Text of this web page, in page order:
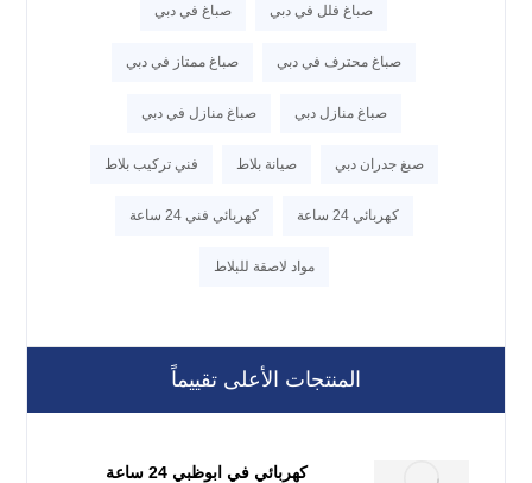
صباغ فلل في دبي صباغ في دبي
صباغ محترف في دبي صباغ ممتاز في دبي
صباغ منازل دبي صباغ منازل في دبي
صبغ جدران دبي صيانة بلاط فني تركيب بلاط
كهربائي 24 ساعة كهربائي فني 24 ساعة
مواد لاصقة للبلاط
المنتجات الأعلى تقييماً
كهربائي في ابوظبي 24 ساعة